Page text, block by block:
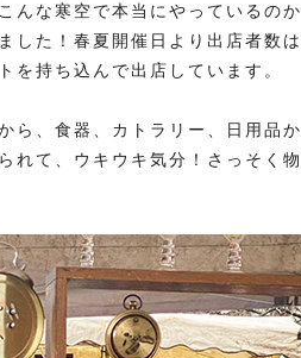
んな寒空で本当にやっているのか
した！春夏開催日より出店者数は
を持ち込んで出店しています。
ら、食器、カトラリー、日用品か
れて、ウキウキ気分！さっそく物